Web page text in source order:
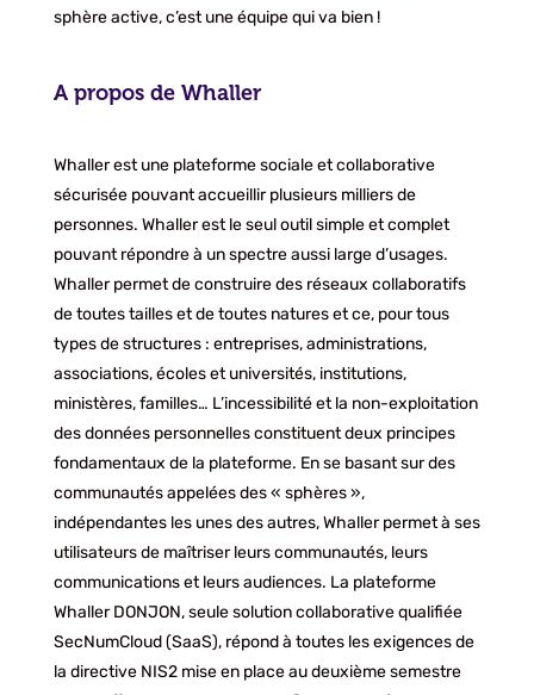
sphère active, c’est une équipe qui va bien !
A propos de Whaller
Whaller est une plateforme sociale et collaborative
sécurisée pouvant accueillir plusieurs milliers de
personnes. Whaller est le seul outil simple et complet
pouvant répondre à un spectre aussi large d’usages.
Whaller permet de construire des réseaux collaboratifs
de toutes tailles et de toutes natures et ce, pour tous
types de structures : entreprises, administrations,
associations, écoles et universités, institutions,
ministères, familles… L’incessibilité et la non-exploitation
des données personnelles constituent deux principes
fondamentaux de la plateforme. En se basant sur des
communautés appelées des « sphères »,
indépendantes les unes des autres, Whaller permet à ses
utilisateurs de maîtriser leurs communautés, leurs
communications et leurs audiences. La plateforme
Whaller DONJON, seule solution collaborative qualifiée
SecNumCloud (SaaS), répond à toutes les exigences de
la directive NIS2 mise en place au deuxième semestre